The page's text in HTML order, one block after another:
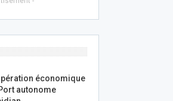
économique
autonome